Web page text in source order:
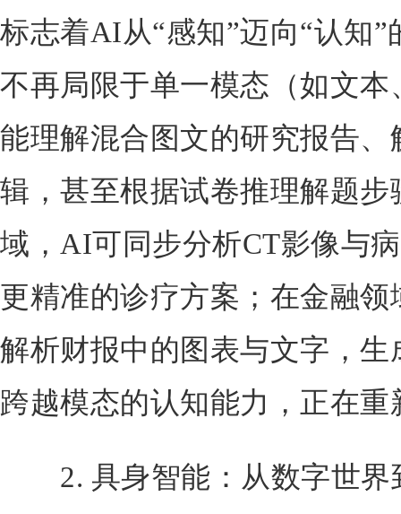
标志着AI从“感知”迈向“认知
不再局限于单一模态（如文
能理解混合图文的研究报告
辑，甚至根据试卷推理解题
域，AI可同步分析CT影像与
更精准的诊疗方案；在金融
解析财报中的图表与文字，
跨越模态的认知能力，正在重
2. 具身智能：从数字世界